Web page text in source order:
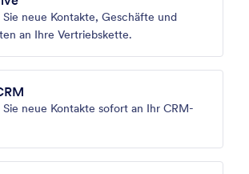
Sie neue Kontakte, Geschäfte und
an Ihre Vertriebskette.
Sie neue Kontakte sofort an Ihr CRM-